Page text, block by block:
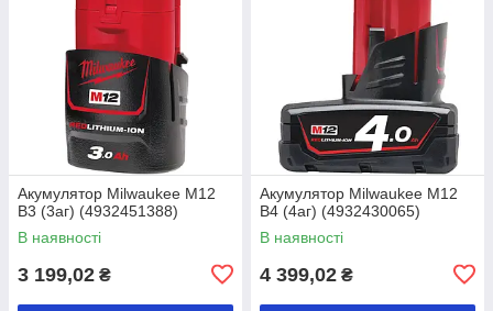
Акумулятор Milwaukee M12
B3 (3аг) (4932451388)
В наявності
3 199,02 ₴
Акумулятор Milwaukee M12
B4 (4аг) (4932430065)
В наявності
4 399,02 ₴